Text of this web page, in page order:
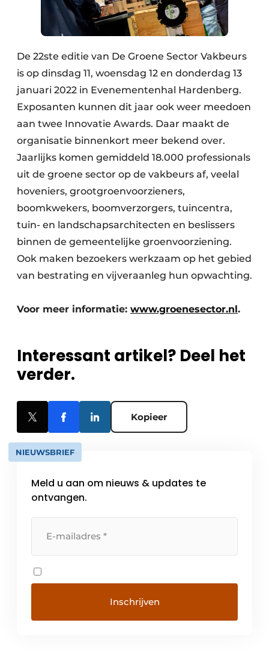
De 22ste editie van De Groene Sector Vakbeurs
is op dinsdag 11, woensdag 12 en donderdag 13
januari 2022 in Evenementenhal Hardenberg.
Exposanten kunnen dit jaar ook weer meedoen
aan twee Innovatie Awards. Daar maakt de
organisatie binnenkort meer bekend over.
Jaarlijks komen gemiddeld 18.000 professionals
uit de groene sector op de vakbeurs af, veelal
hoveniers, grootgroenvoorzieners,
boomkwekers, boomverzorgers, tuincentra,
tuin- en landschapsarchitecten en beslissers
binnen de gemeentelijke groenvoorziening.
Ook maken bezoekers werkzaam op het gebied
van bestrating en vijveraanleg hun opwachting.
Voor meer informatie: www.groenesector.nl.
Interessant artikel? Deel het
verder.
Kopieer
NIEUWSBRIEF
Meld u aan om nieuws & updates te
ontvangen.